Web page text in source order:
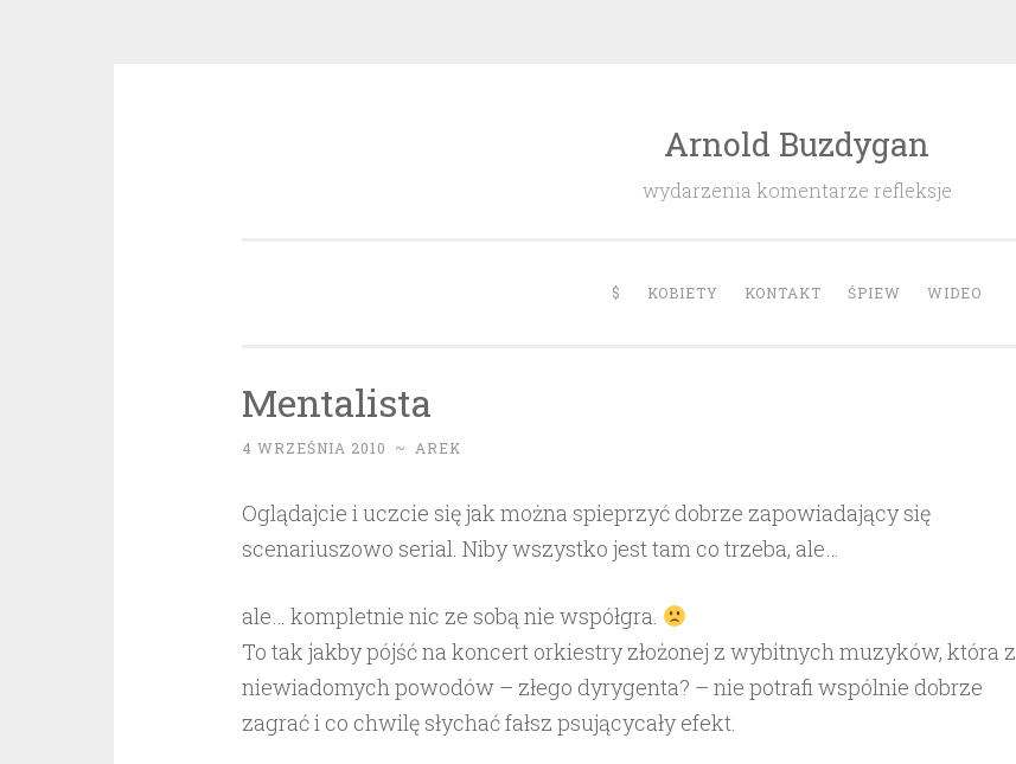
Arnold Buzdygan
wydarzenia komentarze refleksje
$ KOBIETY KONTAKT ŚPIEW WIDEO
Mentalista
4 WRZEŚNIA 2010 ~ AREK
Oglądajcie i uczcie się jak można spieprzyć dobrze zapowiadający się
scenariuszowo serial. Niby wszystko jest tam co trzeba, ale…
ale… kompletnie nic ze sobą nie współgra.
To tak jakby pójść na koncert orkiestry złożonej z wybitnych muzyków, która z
niewiadomych powodów – złego dyrygenta? – nie potrafi wspólnie dobrze
zagrać i co chwilę słychać fałsz psującycały efekt.